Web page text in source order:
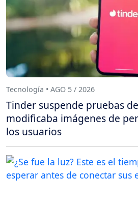
Tecnología • AGO 5 / 2026
Tinder suspende pruebas
modificaba imágenes de
los usuarios